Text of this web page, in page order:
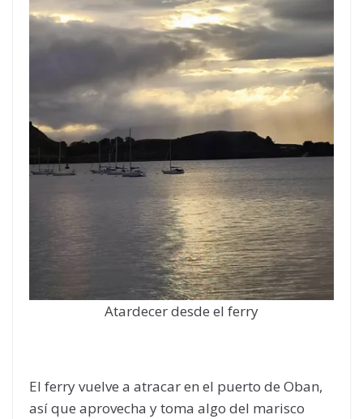
Atardecer desde el ferry
El ferry vuelve a atracar en el puerto de Oban,
así que aprovecha y toma algo del marisco